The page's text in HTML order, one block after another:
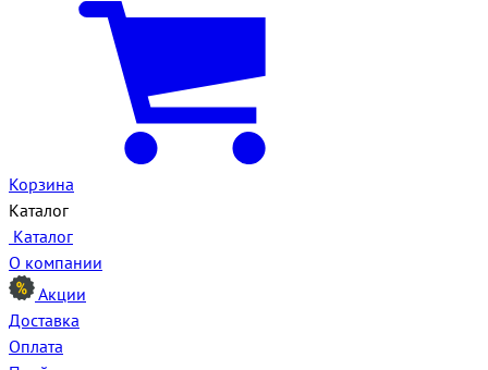
Корзина
Каталог
Каталог
О компании
Акции
Доставка
Оплата